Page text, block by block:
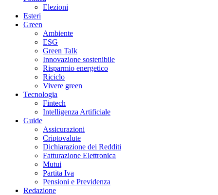
Elezioni
Esteri
Green
Ambiente
ESG
Green Talk
Innovazione sostenibile
Risparmio energetico
Riciclo
Vivere green
Tecnologia
Fintech
Intelligenza Artificiale
Guide
Assicurazioni
Criptovalute
Dichiarazione dei Redditi
Fatturazione Elettronica
Mutui
Partita Iva
Pensioni e Previdenza
Redazione